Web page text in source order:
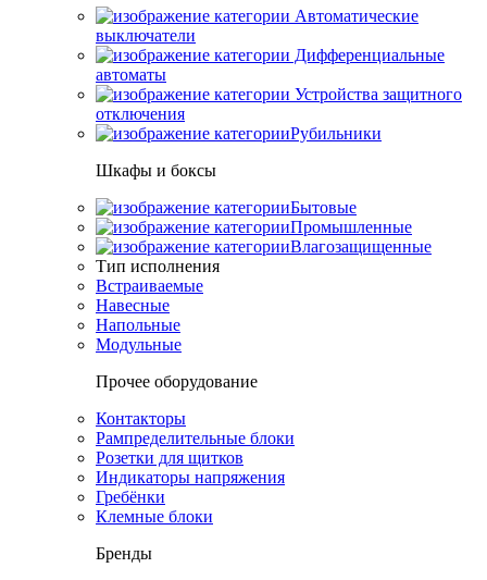
Автоматические
выключатели
Дифференциальные
автоматы
Устройства защитного
отключения
Рубильники
Шкафы и боксы
Бытовые
Промышленные
Влагозащищенные
Тип исполнения
Встраиваемые
Навесные
Напольные
Модульные
Прочее оборудование
Контакторы
Рампределительные блоки
Розетки для щитков
Индикаторы напряжения
Гребёнки
Клемные блоки
Бренды